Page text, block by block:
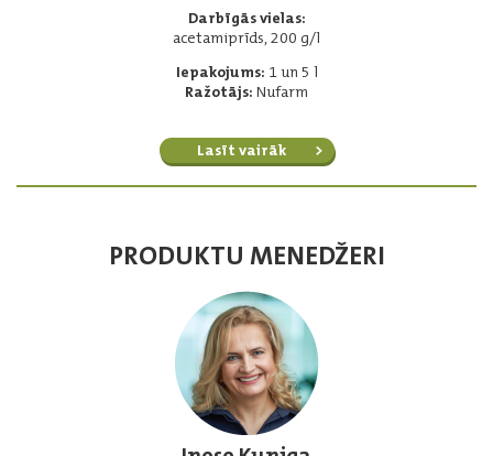
Darbīgās vielas:
acetamiprīds, 200 g/l
Iepakojums: 1 un 5 l
Ražotājs: Nufarm
Lasīt vairāk
PRODUKTU MENEDŽERI